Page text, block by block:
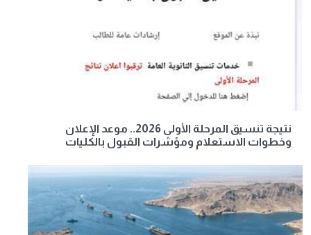
نتيجة تنسيق المرحلة الأولى 2026.. موعد الإعلان
وخطوات الاستعلام ومؤشرات القبول بالكليات